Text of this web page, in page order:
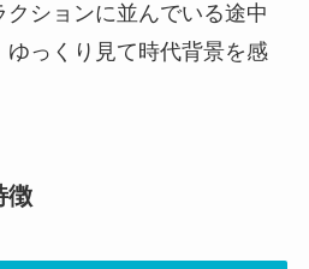
ションに並んでいる途中
ゆっくり見て時代背景を感
徴